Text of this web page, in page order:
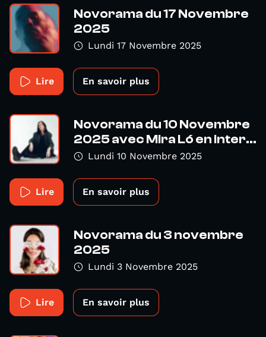
Novorama du 17 Novembre
2025
Lundi 17 Novembre 2025
Lire En savoir plus
Novorama du 10 Novembre
2025 avec Mira Ló en inter...
Lundi 10 Novembre 2025
Lire En savoir plus
Novorama du 3 novembre
2025
Lundi 3 Novembre 2025
Lire En savoir plus